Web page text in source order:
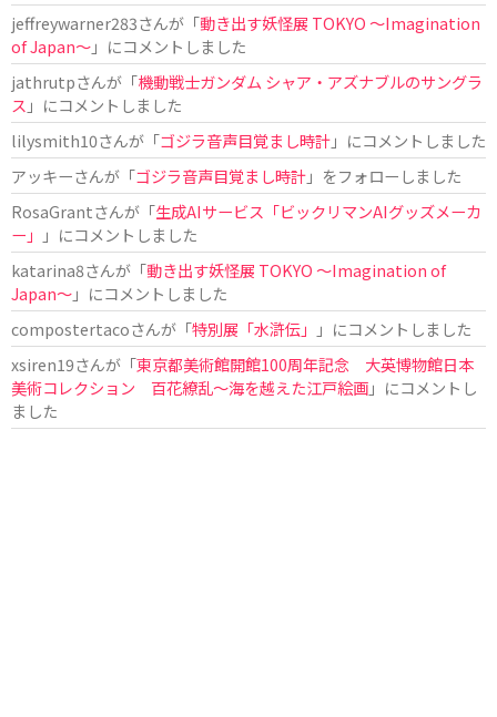
jeffreywarner283さんが「動き出す妖怪展 TOKYO 〜Imagination
of Japan〜」にコメントしました
jathrutpさんが「機動戦士ガンダム シャア・アズナブルのサングラ
ス 」にコメントしました
lilysmith10さんが「ゴジラ音声目覚まし時計」にコメントしました
アッキーさんが「ゴジラ音声目覚まし時計」をフォローしました
RosaGrantさんが「生成AIサービス「ビックリマンAIグッズメーカ
ー」
」にコメントしました
katarina8さんが「動き出す妖怪展 TOKYO 〜Imagination of
Japan〜」にコメントしました
compostertacoさんが「特別展「水滸伝」
」にコメントしました
xsiren19さんが「東京都美術館開館100周年記念 大英博物館日本
美術コレクション 百花繚乱～海を越えた江戸絵画」にコメントし
ました